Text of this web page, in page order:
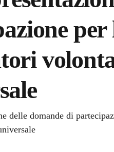
per
delle domande di